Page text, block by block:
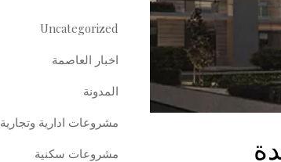
Uncategorized
اخبار العاصمة
المدونة
مشروعات ادارية وتجارية
مشروعات سكنية